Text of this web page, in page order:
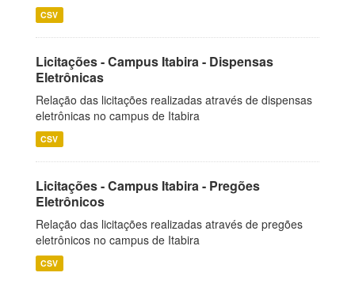
CSV
Licitações - Campus Itabira - Dispensas
Eletrônicas
Relação das licitações realizadas através de dispensas
eletrônicas no campus de Itabira
CSV
Licitações - Campus Itabira - Pregões
Eletrônicos
Relação das licitações realizadas através de pregões
eletrônicos no campus de Itabira
CSV